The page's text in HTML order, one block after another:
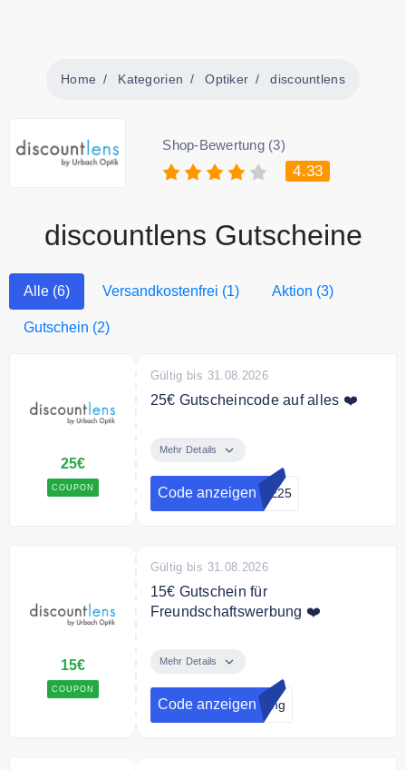
Home Kategorien Optiker discountlens
Shop-Bewertung (3)
4.33
discountlens Gutscheine
Alle (6) Versandkostenfrei (1) Aktion (3)
Gutschein (2)
25€
COUPON
Gültig bis 31.08.2026
25€ Gutscheincode auf alles ❤️
Bestellung
Bedingungen
Ab 200€ Mindestbestellwert.
Mehr Details
Code anzeigen VE25
15€
COUPON
Gültig bis 31.08.2026
15€ Gutschein für
Freundschaftswerbung ❤️
Ihren Freunden und erhalten Sie
einen 15€ Gutschein
Mehr Details
Code anzeigen lung